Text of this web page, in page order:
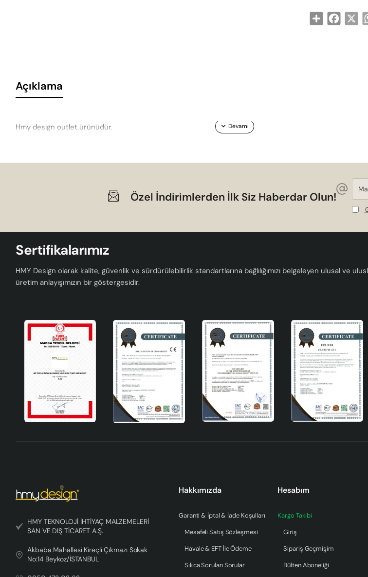
Share X
Açıklama
Hmy design outlet ürünüdür.
Özel İndirimlerden İlk Siz Haberdar Olun!
Mail
Sertifikalarımız
HMY Design olarak kalite, güvenlik ve sürdürülebilirlik standartlarına bağlılığımızı belgeleyen ulusal ve
üretim anlayışımızın bir göstergesidir.
HMY TEKNOLOJİ İHTİYAÇ MALZEMELERİ
SAN VE DIŞ TİCARET A.Ş.
Akbaba Mahallesi Kireçli Çıkmazı Sokak
No:14 Beykoz/İSTANBUL
Hakkımızda
Garanti & İptal & İade Koşulları
Mesafeli Satış Sözleşmesi
Havale & EFT İle Ödeme
Sıkca Sorulan Sorular
Hesabım
Kargo Takibi
Giriş
Sipariş Geçmişim
Bülten Aboneliği